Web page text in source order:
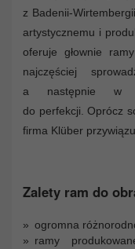
z Badenii-
artystycznemu i
oferuje głownie
najczęściej
a następnie w
do perfekcji. Oprócz
firma Klüber
Zalety ram do
ogromna
ramy